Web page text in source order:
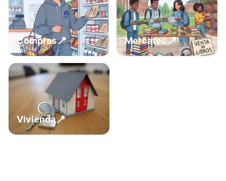
Compras📍 Mercatec📍
Vivienda📍